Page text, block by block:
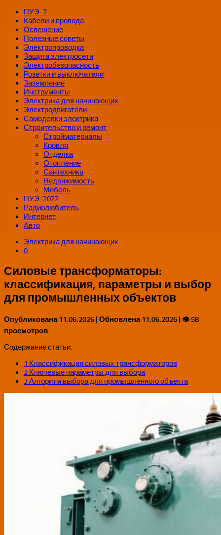
ПУЭ-7
Кабели и провода
Освещение
Полезные советы
Электропроводка
Защита электросети
Электробезопасность
Розетки и выключатели
Заземление
Инструменты
Электрика для начинающих
Электродвигатели
Самоделки электрика
Строительство и ремонт
Стройматериалы
Кровля
Отделка
Отопление
Сантехника
Недвижимость
Мебель
ПУЭ-2022
Радиолюбитель
Интернет
Авто
Электрика для начинающих
0
Силовые трансформаторы:
классификация, параметры и выбор
для промышленных объектов
Опубликована11.06.2026 | Обновлена11.06.2026 | 👁 58
просмотров
Содержание статьи:
1 Классификация силовых трансформаторов
2 Ключевые параметры для выбора
3Алгоритм выбора для промышленного объекта